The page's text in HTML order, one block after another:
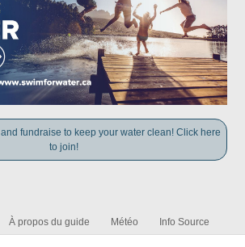
fundraise to keep your water clean! Click here
to join!
À propos du guide Météo Info Source